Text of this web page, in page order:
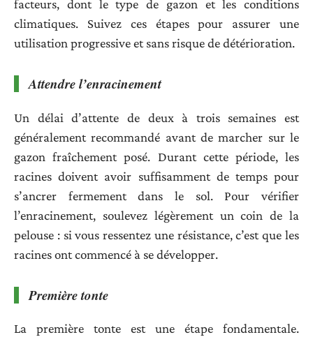
facteurs, dont le type de gazon et les conditions
climatiques. Suivez ces étapes pour assurer une
utilisation progressive et sans risque de détérioration.
Attendre l’enracinement
Un délai d’attente de deux à trois semaines est
généralement recommandé avant de marcher sur le
gazon fraîchement posé. Durant cette période, les
racines doivent avoir suffisamment de temps pour
s’ancrer fermement dans le sol. Pour vérifier
l’enracinement, soulevez légèrement un coin de la
pelouse : si vous ressentez une résistance, c’est que les
racines ont commencé à se développer.
Première tonte
La première tonte est une étape fondamentale.